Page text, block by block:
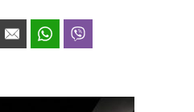
LinkedIn Email WhatsApp